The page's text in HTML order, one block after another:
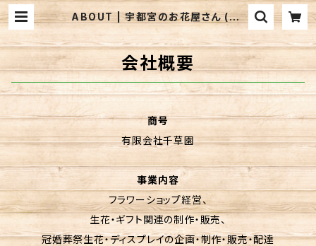
ABOUT | 宇都宮のお花屋さん (有)
千草園
会社概要
商号
有限会社千草園
事業内容
フラワーショップ経営、
生花・ギフト関連の制作・販売、
冠婚葬祭生花・ディスプレイの企画・制作・販売・配達